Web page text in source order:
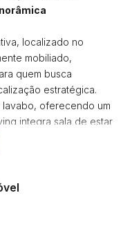
localizado no
mobiliado,
quem busca
estratégica.
lavabo, oferecendo um
integra sala de estar
que valoriza
móveis
condicionado
individual e